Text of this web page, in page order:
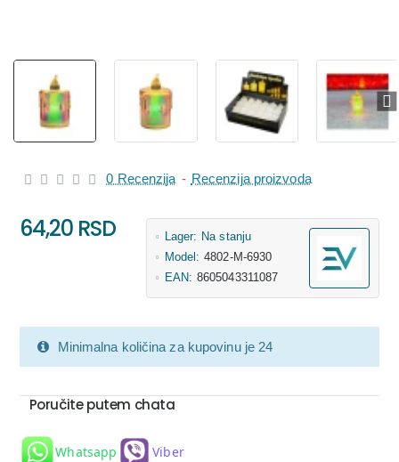
0 Recenzija - Recenzija proizvoda
64,20 RSD Lager: Na stanju
Model: 4802-M-6930
EAN: 8605043311087
Minimalna količina za kupovinu je 24
Poručite putem chata
Whatsapp Viber